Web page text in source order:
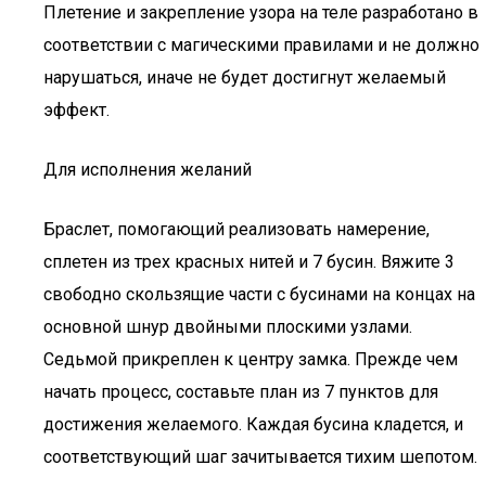
Плетение и закрепление узора на теле разработано в
соответствии с магическими правилами и не должно
нарушаться, иначе не будет достигнут желаемый
эффект.
Для исполнения желаний
Браслет, помогающий реализовать намерение,
сплетен из трех красных нитей и 7 бусин. Вяжите 3
свободно скользящие части с бусинами на концах на
основной шнур двойными плоскими узлами.
Седьмой прикреплен к центру замка. Прежде чем
начать процесс, составьте план из 7 пунктов для
достижения желаемого. Каждая бусина кладется, и
соответствующий шаг зачитывается тихим шепотом.